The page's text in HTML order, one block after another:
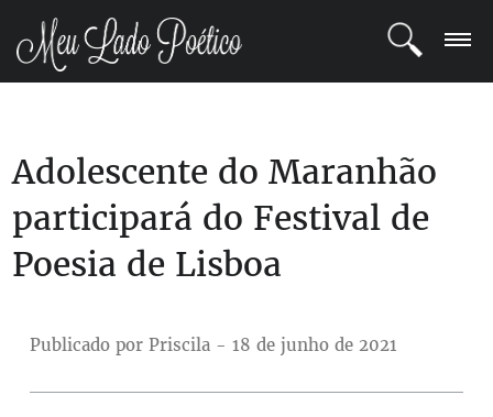
REGISTRO
POETAS
BLOG
Adolescente do Maranhão
participará do Festival de
Poesia de Lisboa
Publicado por Priscila - 18 de junho de 2021